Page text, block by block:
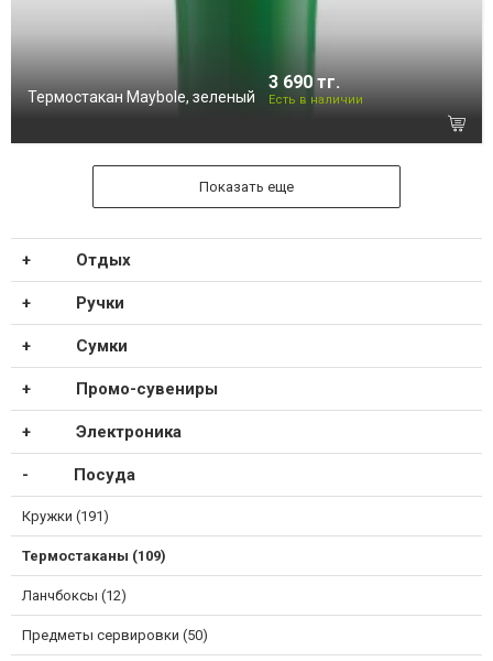
Термостакан Maybole, зеленый
3 690 тг.
Есть в наличии
Показать еще
Отдых
Ручки
Сумки
Промо-сувениры
Электроника
Посуда
Кружки (191)
Термостаканы (109)
Ланчбоксы (12)
Предметы сервировки (50)